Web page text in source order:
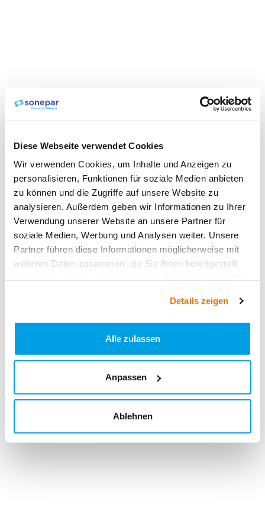
Diese Webseite verwendet Cookies
Wir verwenden Cookies, um Inhalte und Anzeigen zu
personalisieren, Funktionen für soziale Medien anbieten
zu können und die Zugriffe auf unsere Website zu
analysieren. Außerdem geben wir Informationen zu Ihrer
Verwendung unserer Website an unsere Partner für
soziale Medien, Werbung und Analysen weiter. Unsere
Partner führen diese Informationen möglicherweise mit
weiteren Daten zusammen, die Sie ihnen bereitgestellt
Details zeigen
Alle zulassen
Anpassen
Ablehnen